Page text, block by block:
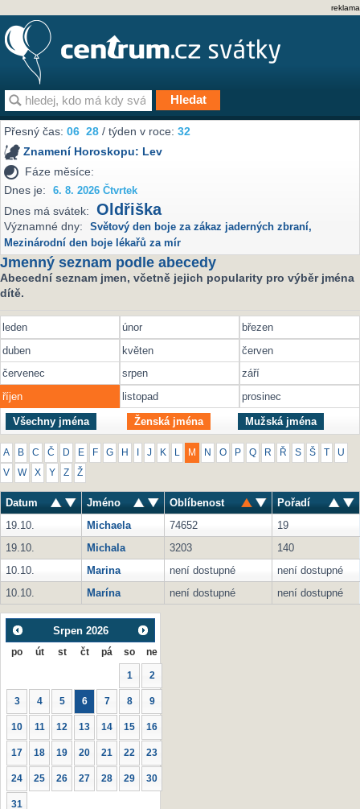
reklama
Přesný čas:06 28 / týden v roce:32
Znamení Horoskopu: Lev
Fáze měsíce:
Dnes je:
6. 8. 2026 Čtvrtek
Dnes má svátek: Oldřiška
Významné dny: Světový den boje za zákaz jaderných zbraní,
Mezinárodní den boje lékařů za mír
Jmenný seznam podle abecedy
Abecední seznam jmen, včetně jejich popularity pro výběr jména
dítě.
leden únor
březen
duben
květen
červen
červenec
srpen
září
říjen
listopad prosinec
Všechny jména Ženská jména Mužská jména
A B C Č D E F G H J K M N O P Q R Ř S Š U
V W X Y Z Ž
Datum Jméno Oblíbenost
Pořadí
19.10.
Michaela 74652
19
19.10.
Michala 3203
140
10.10.
Marina není dostupné
není dostupné
10.10.
Marína není dostupné není dostupné
Srpen 2026
po út st čt pá so ne
1 2
3 4 5 6 7 8 9
10 11 12 13 14 15 16
17 18 19 20 21 22 23
24 25 26 27 28 29 30
31